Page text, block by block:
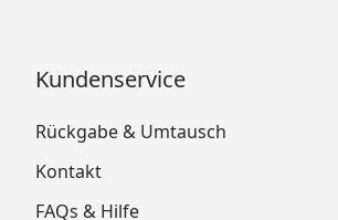
Kundenservice
Rückgabe & Umtausch
Kontakt
FAQs & Hilfe